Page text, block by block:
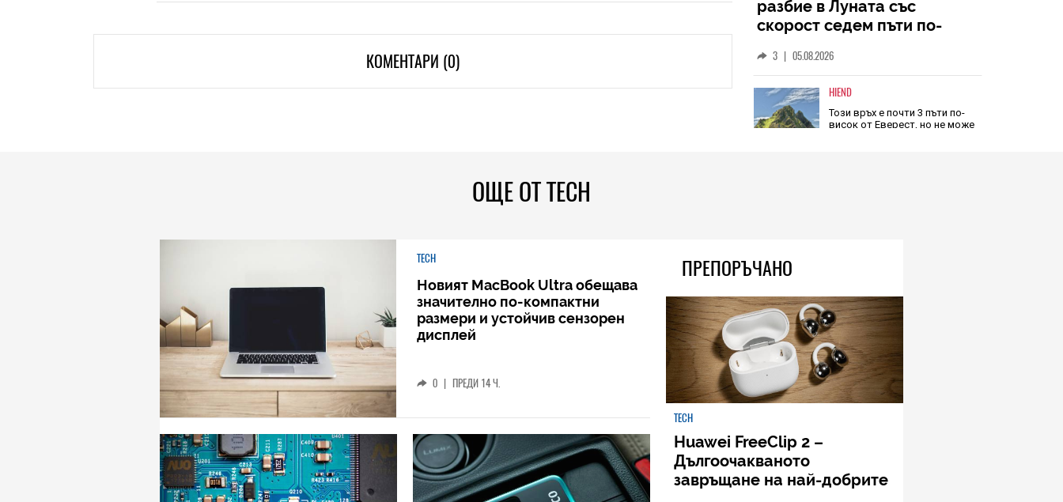
КОМЕНТАРИ (0)
HIEND
Ракета на SpaceX ще се
разбие в Луната със
голяма от скоростта на
звука
| 05.08.2026
попълнения в класациите за
бестселъри, а приходите на
човешките автори намаляват
04.08.2026
TECH
Очилата на DuckDuckGo са
евтини, не се зареждат никога
и не навлизат в личното
ОЩЕ ОТ TECH
TECH
Новият MacBook Ultra обещава
значително по-компактни
размери и устойчив сензорен
дисплей
0 | ПРЕДИ 14 Ч.
ПРЕПОРЪЧАНО
TECH
Huawei FreeClip 2 –
Дългоочакваното
завръщане на най-добрите